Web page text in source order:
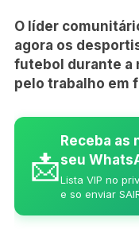
O líder
agora os
futebol durante a
pelo trabalho em
📩
Receba as
seu
Lista VIP no
e so enviar